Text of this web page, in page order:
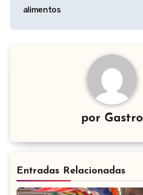
entradas
alimentos
por Gastro
Entradas Relacionadas